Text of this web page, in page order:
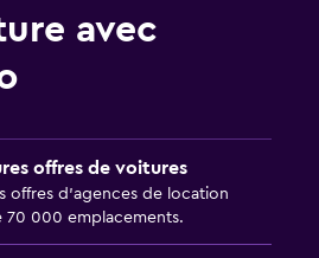
avec
offres de voitures
offres d’agences de location
70 000 emplacements.